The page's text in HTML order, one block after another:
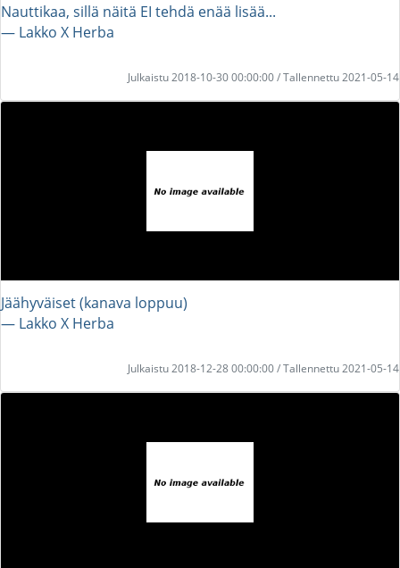
Nauttikaa, sillä näitä EI tehdä enää lisää...
― Lakko X Herba
Julkaistu 2018-10-30 00:00:00 / Tallennettu 2021-05-14
Jäähyväiset (kanava loppuu)
― Lakko X Herba
Julkaistu 2018-12-28 00:00:00 / Tallennettu 2021-05-14